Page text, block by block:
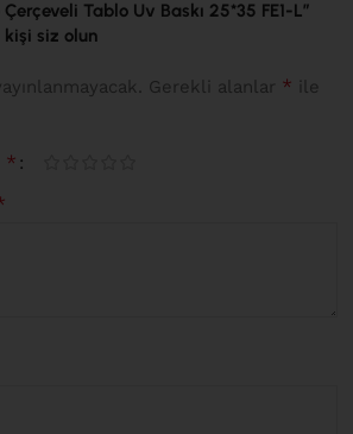
Tablo Uv Baskı 25*35 FE1-L”
siz olun
Gerekli alanlar * ile
*